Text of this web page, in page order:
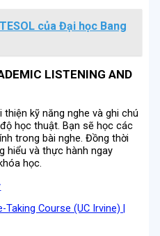
của Đại học Bang
LISTENING AND
kỹ năng nghe và ghi chú
học thuật. Bạn sẽ học các
trong bài nghe. Đồng thời
hiểu và thực hành ngay
học.
Course (UC Irvine) |